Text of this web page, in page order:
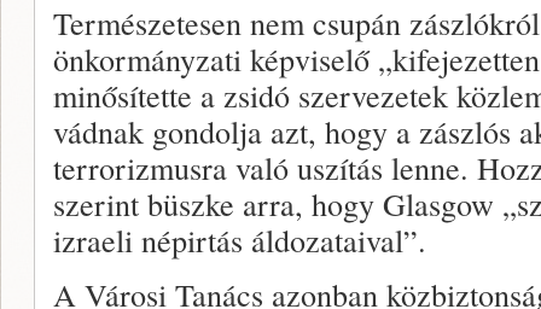
Természetesen nem csupán
önkormányzati képviselő
minősítette a zsidó szervezetek
vádnak gondolja azt, hogy a zászlós
terrorizmusra való uszítás lenne.
szerint büszke arra, hogy Glasgow
izraeli népirtás áldozataival”.
A Városi Tanács azonban